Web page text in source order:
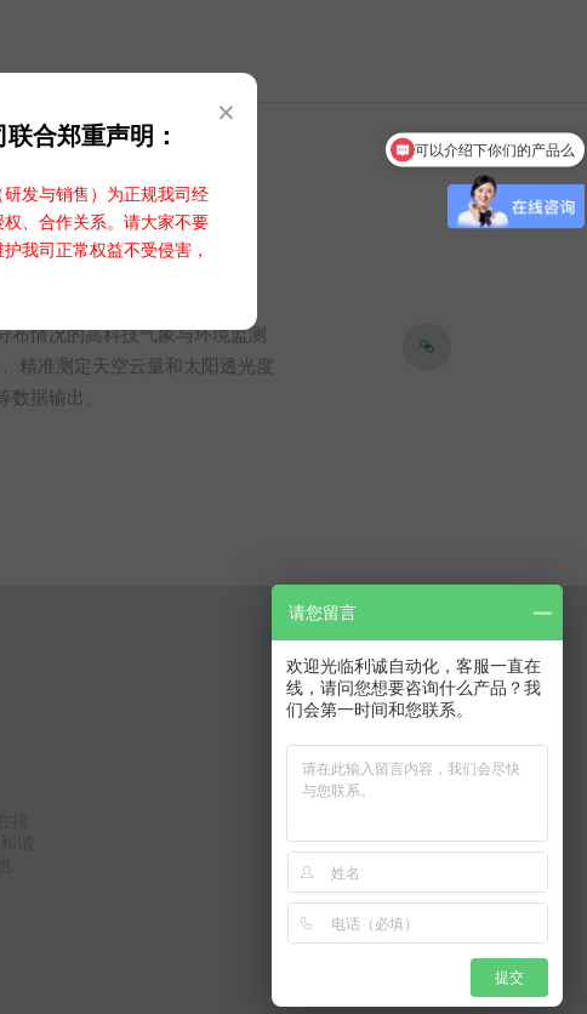
×
合郑重声明：
发与销售）为正规我司经
、合作关系。请大家不要
我司正常权益不受侵害，
云量监测仪
情况的高科技气象与环境监测
精准测定天空云量和太阳透光度
据输出。
扫码访问手机移动站
可以介绍下你们的产品么
请您留言
欢迎光临利诚自动化，客服一直在
线，请问您想要咨询什么产品？我
们会第一时间和您联系。
提交